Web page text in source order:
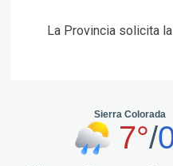
La Provincia solicita